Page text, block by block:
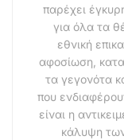
παρέχει
για όλα τα
εθνική
αφοσίωση,
τα γεγονότα
που
είναι η
κάλυψη